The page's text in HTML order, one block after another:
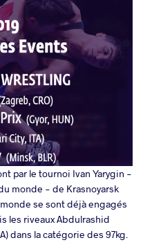
par le tournoi Ivan Yarygin -
monde - de Krasnoyarsk
se sont déjà engagés
les riveaux Abdulrashid
dans la catégorie des 97kg.